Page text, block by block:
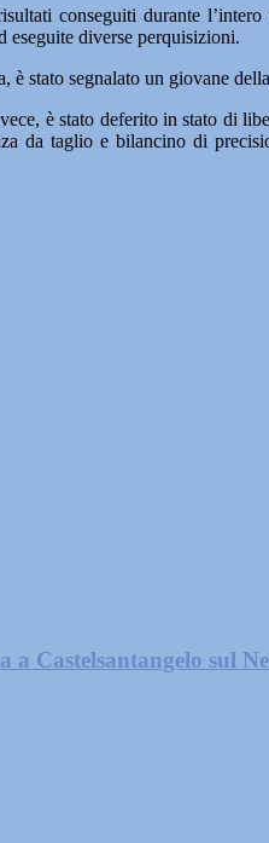
conseguiti durante
eseguite diverse perquisizioni.
è stato segnalato un giovane
è stato deferito in stato di
da taglio e bilancino di
Castelsantangelo sul